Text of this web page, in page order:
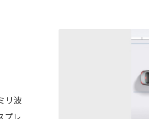
リ波